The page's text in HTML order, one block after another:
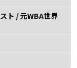
ト / 元WBA世界